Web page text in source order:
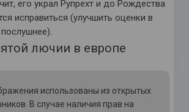
его украл Рупрехт и до Рождества
исправиться (улучшить оценки в
использованы из открытых
В случае наличия прав на